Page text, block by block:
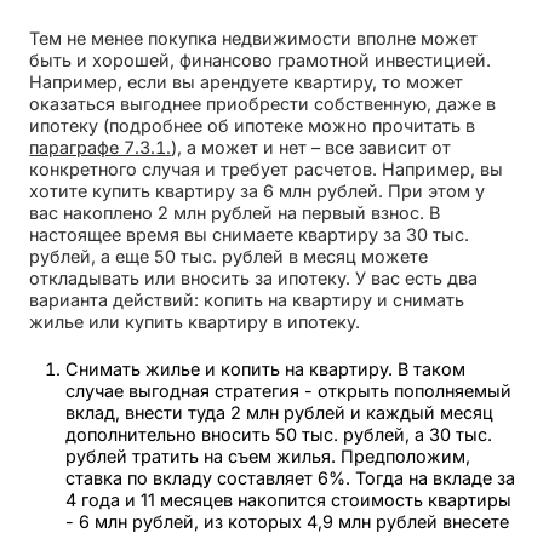
Тем не менее покупка недвижимости вполне может
быть и хорошей, финансово грамотной инвестицией.
Например, если вы арендуете квартиру, то может
оказаться выгоднее приобрести собственную, даже в
ипотеку (подробнее об ипотеке можно прочитать в
параграфе 7.3.1.), а может и нет – все зависит от
конкретного случая и требует расчетов. Например, вы
хотите купить квартиру за 6 млн рублей. При этом у
вас накоплено 2 млн рублей на первый взнос. В
настоящее время вы снимаете квартиру за 30 тыс.
рублей, а еще 50 тыс. рублей в месяц можете
откладывать или вносить за ипотеку. У вас есть два
варианта действий: копить на квартиру и снимать
жилье или купить квартиру в ипотеку.
Снимать жилье и копить на квартиру. В таком
случае выгодная стратегия - открыть пополняемый
вклад, внести туда 2 млн рублей и каждый месяц
дополнительно вносить 50 тыс. рублей, а 30 тыс.
рублей тратить на съем жилья. Предположим,
ставка по вкладу составляет 6%. Тогда на вкладе за
4 года и 11 месяцев накопится стоимость квартиры
- 6 млн рублей, из которых 4,9 млн рублей внесете